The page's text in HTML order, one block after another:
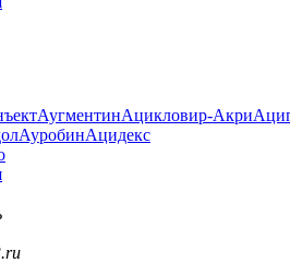
АугментинАцикловир-Акри
АуробинАцидекс